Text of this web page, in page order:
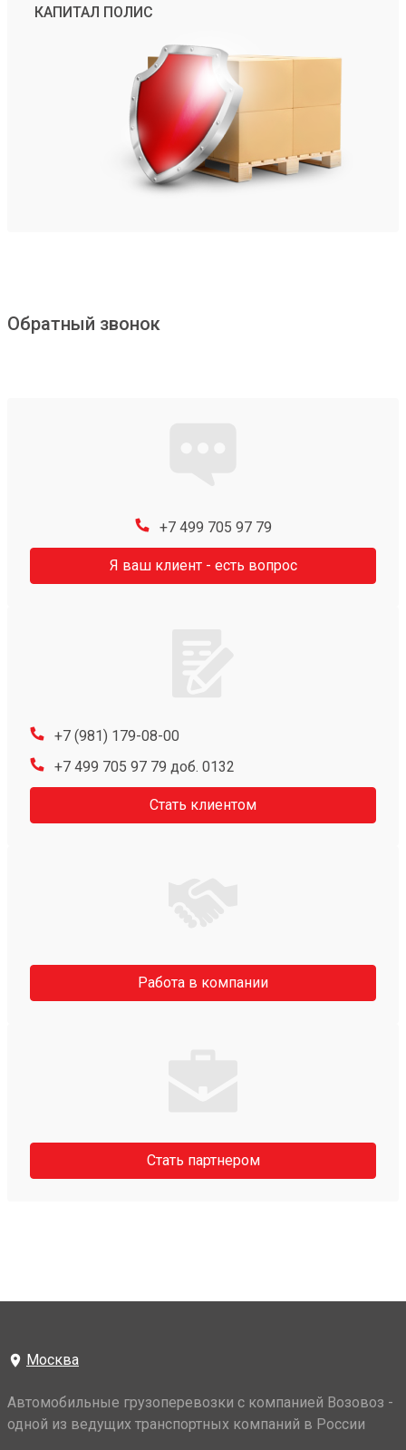
КАПИТАЛ ПОЛИС
Обратный звонок
+7 499 705 97 79
Я ваш клиент - есть вопрос
+7 (981) 179-08-00
+7 499 705 97 79 доб. 0132
Стать клиентом
Работа в компании
Стать партнером
Москва
Автомобильные грузоперевозки с компанией Возовоз -
одной из ведущих транспортных компаний в России